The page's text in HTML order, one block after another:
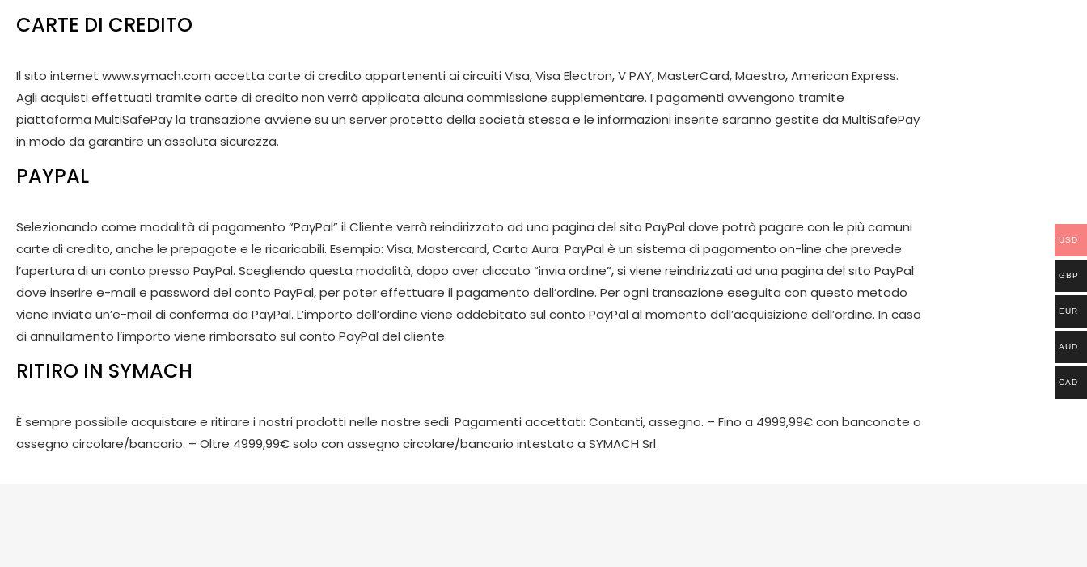
CARTE DI CREDITO
Il sito internet www.symach.com accetta carte di credito appartenenti ai circuiti Visa, Visa Electron, V PAY, MasterCard, Maestro, American Express.
Agli acquisti effettuati tramite carte di credito non verrà applicata alcuna commissione supplementare. I pagamenti avvengono tramite
piattaforma MultiSafePay la transazione avviene su un server protetto della società stessa e le informazioni inserite saranno gestite da MultiSafePay
in modo da garantire un’assoluta sicurezza.
PAYPAL
Selezionando come modalità di pagamento “PayPal” il Cliente verrà reindirizzato ad una pagina del sito PayPal dove potrà pagare con le più comuni
carte di credito, anche le prepagate e le ricaricabili. Esempio: Visa, Mastercard, Carta Aura. PayPal è un sistema di pagamento on-line che prevede
l’apertura di un conto presso PayPal. Scegliendo questa modalità, dopo aver cliccato “invia ordine”, si viene reindirizzati ad una pagina del sito PayPal
dove inserire e-mail e password del conto PayPal, per poter effettuare il pagamento dell’ordine. Per ogni transazione eseguita con questo metodo
viene inviata un’e-mail di conferma da PayPal. L’importo dell’ordine viene addebitato sul conto PayPal al momento dell’acquisizione dell’ordine. In caso
di annullamento l’importo viene rimborsato sul conto PayPal del cliente.
RITIRO IN SYMACH
È sempre possibile acquistare e ritirare i nostri prodotti nelle nostre sedi. Pagamenti accettati: Contanti, assegno. – Fino a 4999,99€ con banconote o
assegno circolare/bancario. – Oltre 4999,99€ solo con assegno circolare/bancario intestato a SYMACH Srl
USD
GBP
EUR
AUD
CAD